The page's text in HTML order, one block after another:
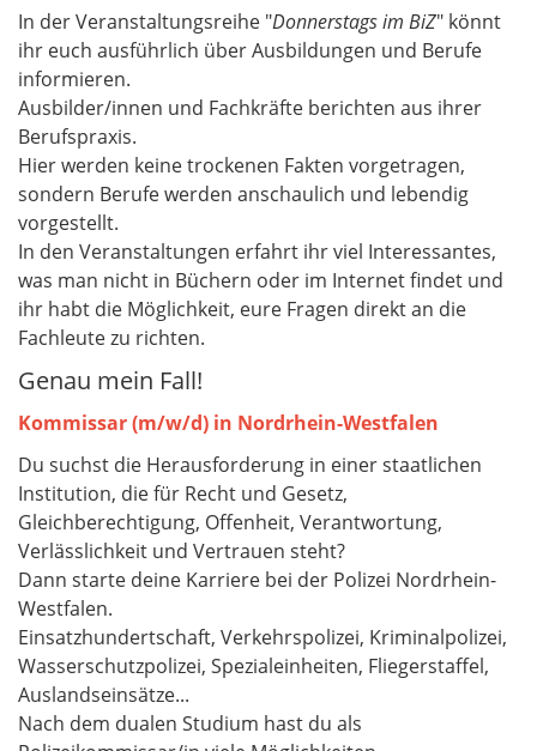
In der Veranstaltungsreihe "Donnerstags im BiZ" könnt
ihr euch ausführlich über Ausbildungen und Berufe
informieren.
Ausbilder/innen und Fachkräfte berichten aus ihrer
Berufspraxis.
Hier werden keine trockenen Fakten vorgetragen,
sondern Berufe werden anschaulich und lebendig
vorgestellt.
In den Veranstaltungen erfahrt ihr viel Interessantes,
was man nicht in Büchern oder im Internet findet und
ihr habt die Möglichkeit, eure Fragen direkt an die
Fachleute zu richten.
Genau mein Fall!
Kommissar (m/w/d) in Nordrhein-Westfalen
Du suchst die Herausforderung in einer staatlichen
Institution, die für Recht und Gesetz,
Gleichberechtigung, Offenheit, Verantwortung,
Verlässlichkeit und Vertrauen steht?
Dann starte deine Karriere bei der Polizei Nordrhein-
Westfalen.
Einsatzhundertschaft, Verkehrspolizei, Kriminalpolizei,
Wasserschutzpolizei, Spezialeinheiten, Fliegerstaffel,
Auslandseinsätze...
Nach dem dualen Studium hast du als